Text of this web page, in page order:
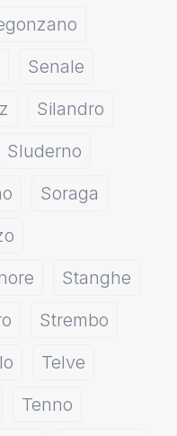
Senale
Silandro
Sluderno
Soraga
Stanghe
Strembo
Telve
Tenno